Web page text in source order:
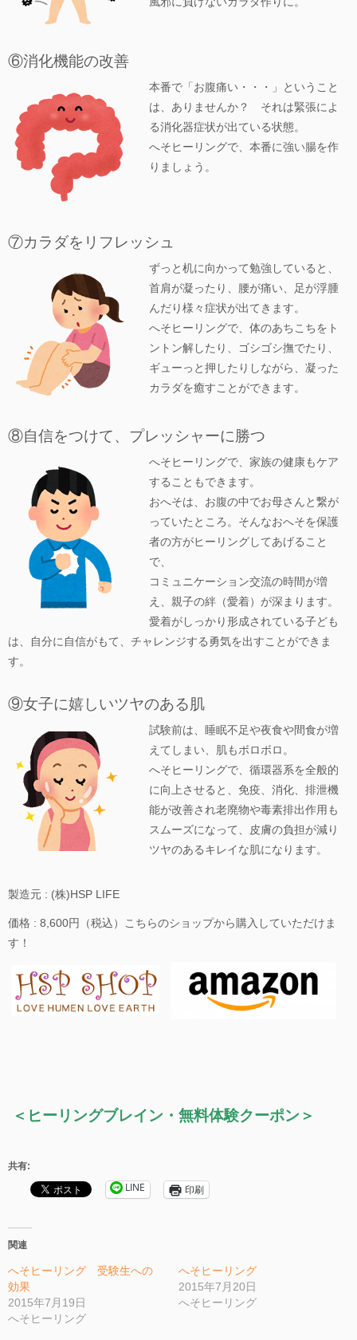
⑥消化機能の改善
本番で「お腹痛い・・・」ということ
は、ありませんか？ それは緊張によ
る消化器症状が出ている状態。
へそヒーリングで、本番に強い腸を作
りましょう。
⑦カラダをリフレッシュ
ずっと机に向かって勉強していると、
首肩が凝ったり、腰が痛い、足が浮腫
んだり様々症状が出てきます。
へそヒーリングで、体のあちこちをト
ントン解したり、ゴシゴシ撫でたり、
ギューっと押したりしながら、凝った
カラダを癒すことができます。
⑧自信をつけて、プレッシャーに勝つ
へそヒーリングで、家族の健康もケア
することもできます。
おへそは、お腹の中でお母さんと繋が
っていたところ。そんなおへそを保護
者の方がヒーリングしてあげること
で、
コミュニケーション交流の時間が増
え、親子の絆（愛着）が深まります。
愛着がしっかり形成されている子ども
は、自分に自信がもて、チャレンジする勇気を出すことができま
す。
⑨女子に嬉しいツヤのある肌
試験前は、睡眠不足や夜食や間食が増
えてしまい、肌もボロボロ。
へそヒーリングで、循環器系を全般的
に向上させると、免疫、消化、排泄機
能が改善され老廃物や毒素排出作用も
スムーズになって、皮膚の負担が減り
ツヤのあるキレイな肌になります。
製造元 : (株)HSP LIFE
価格 : 8,600円（税込）こちらのショップから購入していただけま
す！
＜ヒーリングブレイン・無料体験クーポン＞
共有:
LINE 印刷
関連
へそヒーリング 受験生への
効果
2015年7月19日
へそヒーリング
へそヒーリング
2015年7月20日
へそヒーリング